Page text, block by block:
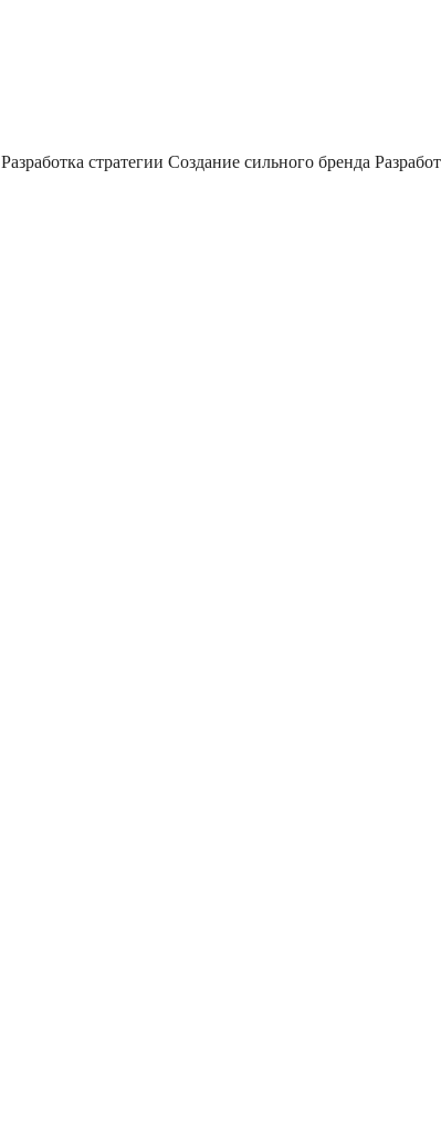
Разработка стратегии Создание сильного бренда